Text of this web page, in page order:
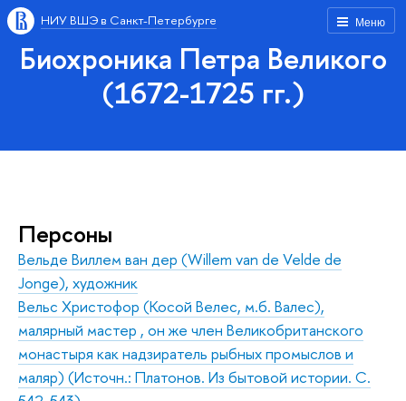
Меню
НИУ ВШЭ в Санкт-Петербурге
Биохроника Петра Великого
(1672-1725 гг.)
Персоны
Вельде Виллем ван дер (Willem van de Velde de
Jonge), художник
Вельс Христофор (Косой Велес, м.б. Валес),
малярный мастер , он же член Великобританского
монастыря как надзиратель рыбных промыслов и
маляр) (Источн.: Платонов. Из бытовой истории. С.